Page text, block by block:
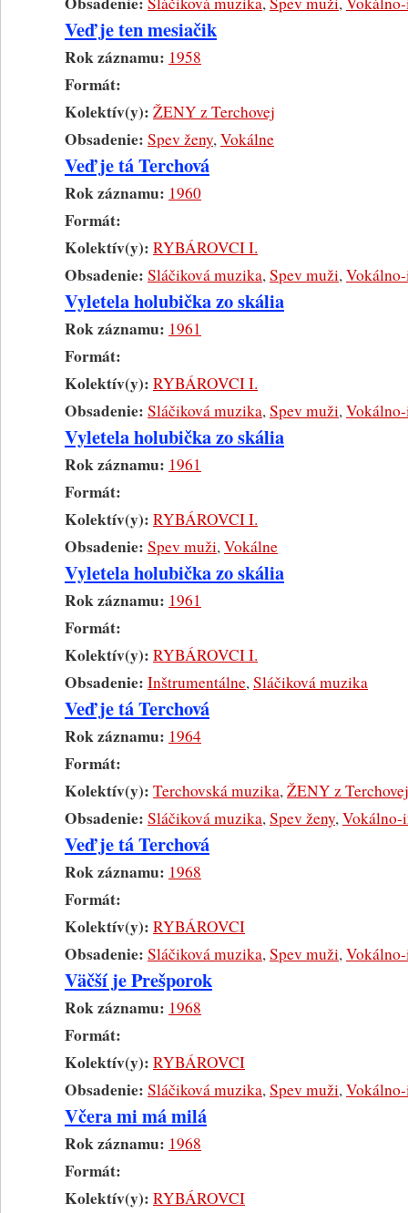
Veď je ten mesiačik
Rok záznamu: 1958
Formát:
Kolektív(y): ŽENY z Terchovej
Obsadenie: Spev ženy,Vokálne
Veď je tá Terchová
Rok záznamu: 1960
Formát:
Kolektív(y): RYBÁROVCI I.
Obsadenie: Sláčiková muzika,Spev muži,
Vyletela holubička zo skália
Rok záznamu: 1961
Formát:
Kolektív(y): RYBÁROVCI I.
Obsadenie: Sláčiková muzika,Spev muži,
Vyletela holubička zo skália
Rok záznamu: 1961
Formát:
Kolektív(y): RYBÁROVCI I.
Obsadenie: Spev muži,Vokálne
Vyletela holubička zo skália
Rok záznamu: 1961
Formát:
Kolektív(y): RYBÁROVCI I.
Obsadenie: Inštrumentálne,Sláčiková muzika
Veď je tá Terchová
Rok záznamu: 1964
Formát:
Kolektív(y): Terchovská muzika,ŽENY z Terchovej
Obsadenie: Sláčiková muzika,Spev ženy,Vokálno-
Veď je tá Terchová
Rok záznamu: 1968
Formát:
Kolektív(y): RYBÁROVCI
Obsadenie: Sláčiková muzika,Spev muži,
Väčší je Prešporok
Rok záznamu: 1968
Formát:
Kolektív(y): RYBÁROVCI
Obsadenie: Sláčiková muzika,Spev muži,
Včera mi má milá
Rok záznamu: 1968
Formát:
Kolektív(y): RYBÁROVCI